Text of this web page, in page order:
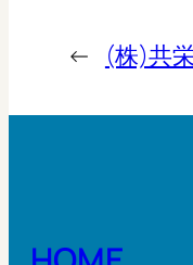
← (株)共